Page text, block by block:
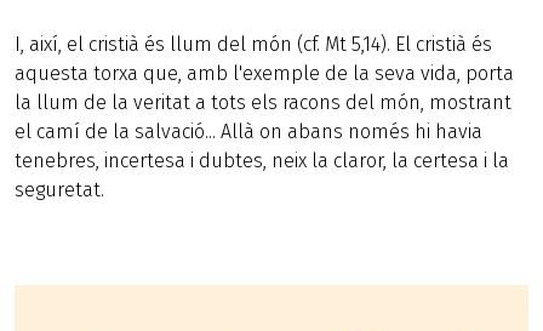
I, així, el cristià és llum del món (cf. Mt 5,14). El cristià és
aquesta torxa que, amb l'exemple de la seva vida, porta
la llum de la veritat a tots els racons del món, mostrant
el camí de la salvació... Allà on abans només hi havia
tenebres, incertesa i dubtes, neix la claror, la certesa i la
seguretat.